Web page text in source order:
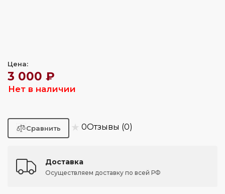
Цена:
3 000 ₽
Нет в наличии
★ 0Отзывы (0)
Доставка
Осуществляем доставку по всей РФ